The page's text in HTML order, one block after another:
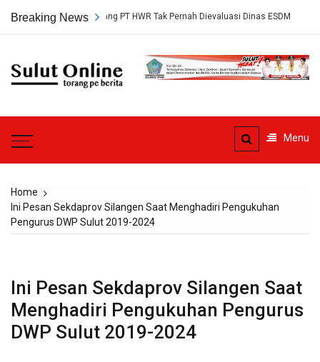
Breaking News
Tambang PT HWR Tak Pernah Dievaluasi Dinas ESDM
Sulut
Menu
Home
Ini Pesan Sekdaprov Silangen Saat Menghadiri Pengukuhan
Pengurus DWP Sulut 2019-2024
Ini Pesan Sekdaprov Silangen Saat
Menghadiri Pengukuhan Pengurus
DWP Sulut 2019-2024